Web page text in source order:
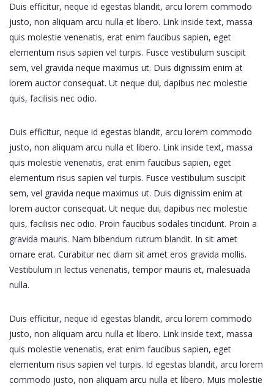
Duis efficitur, neque id egestas blandit, arcu lorem commodo
justo, non aliquam arcu nulla et libero. Link inside text, massa
quis molestie venenatis, erat enim faucibus sapien, eget
elementum risus sapien vel turpis. Fusce vestibulum suscipit
sem, vel gravida neque maximus ut. Duis dignissim enim at
lorem auctor consequat. Ut neque dui, dapibus nec molestie
quis, facilisis nec odio.
Duis efficitur, neque id egestas blandit, arcu lorem commodo
justo, non aliquam arcu nulla et libero. Link inside text, massa
quis molestie venenatis, erat enim faucibus sapien, eget
elementum risus sapien vel turpis. Fusce vestibulum suscipit
sem, vel gravida neque maximus ut. Duis dignissim enim at
lorem auctor consequat. Ut neque dui, dapibus nec molestie
quis, facilisis nec odio. Proin faucibus sodales tincidunt. Proin a
gravida mauris. Nam bibendum rutrum blandit. In sit amet
ornare erat. Curabitur nec diam sit amet eros gravida mollis.
Vestibulum in lectus venenatis, tempor mauris et, malesuada
nulla.
Duis efficitur, neque id egestas blandit, arcu lorem commodo
justo, non aliquam arcu nulla et libero. Link inside text, massa
quis molestie venenatis, erat enim faucibus sapien, eget
elementum risus sapien vel turpis. Id egestas blandit, arcu lorem
commodo justo, non aliquam arcu nulla et libero. Muis molestie